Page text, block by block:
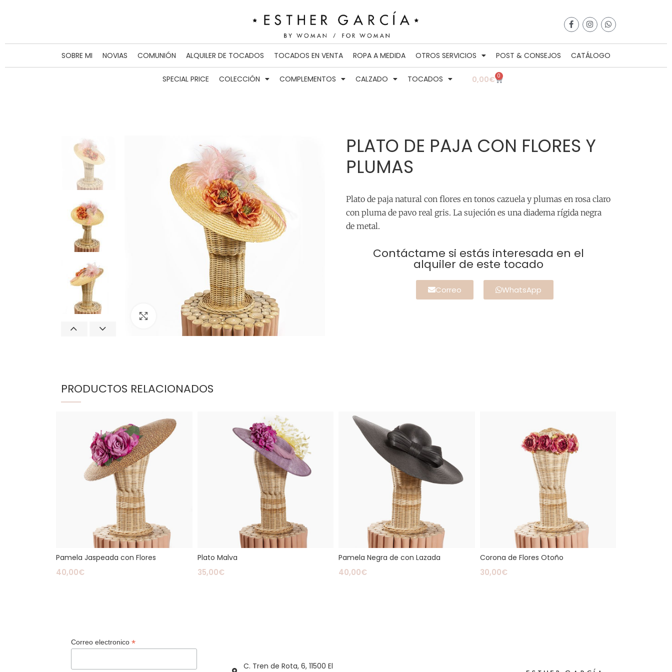
SOBRE MI NOVIAS COMUNIÓN ALQUILER DE TOCADOS TOCADOS EN VENTA ROPA A MEDIDA OTROS SERVICIOS POST & CONSEJOS CATÁLOGO
SPECIAL PRICE COLECCIÓN COMPLEMENTOS CALZADO TOCADOS 0,00€ 0
Click para agrandar
PLATO DE PAJA CON FLORES Y
PLUMAS
Plato de paja natural con flores en tonos cazuela y plumas en rosa claro
con pluma de pavo real gris. La sujeción es una diadema rígida negra
de metal.
Contáctame si estás interesada en el
alquiler de este tocado
Correo WhatsApp
PRODUCTOS RELACIONADOS
Pamela Jaspeada con Flores
40,00€
Plato Malva
35,00€
Pamela Negra de con Lazada
40,00€
Corona de Flores Otoño
30,00€
Correo electronico *
C. Tren de Rota, 6, 11500 El